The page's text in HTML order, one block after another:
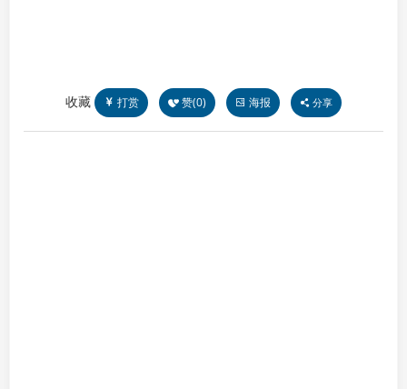
收藏 打赏 赞(0) 海报 分享